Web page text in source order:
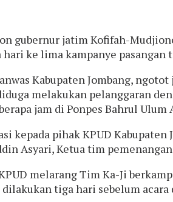
gubernur jatim Kofifah-
hari ke lima kampanye
Kabupaten Jombang,
melakukan pelanggaran
jam di Ponpes Bahrul Ulum
kepada pihak KPUD Kabupaten
Asyari, Ketua tim
melarang Tim Ka-Ji
tiga hari sebelum